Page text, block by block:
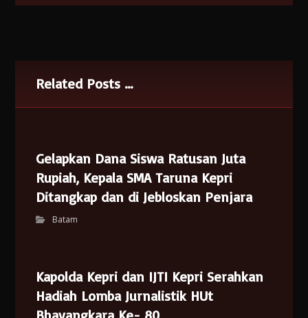
Related Posts ...
Gelapkan Dana Siswa Ratusan Juta
Rupiah, Kepala SMA Taruna Kepri
Ditangkap dan di Jebloskan Penjara
Batam
Kapolda Kepri dan IJTI Kepri Serahkan
Hadiah Lomba Jurnalistik HUt